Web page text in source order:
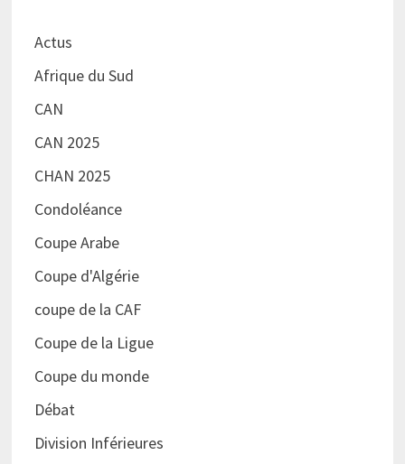
Actus
Afrique du Sud
CAN
CAN 2025
CHAN 2025
Condoléance
Coupe Arabe
Coupe d'Algérie
coupe de la CAF
Coupe de la Ligue
Coupe du monde
Débat
Division Inférieures